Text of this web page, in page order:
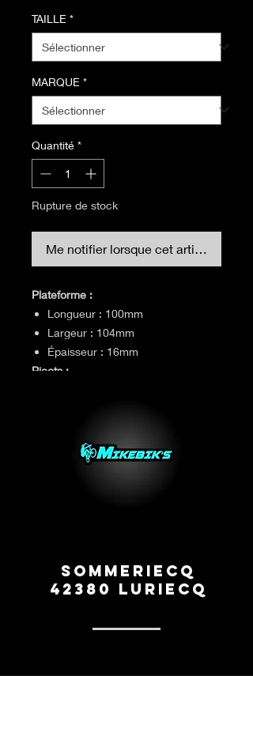
TAILLE *
MARQUE *
Quantité *
Rupture de stock
Me notifier lorsque cet article est
Plateforme :
Longueur : 100mm
Largeur : 104mm
Épaisseur : 16mm
Picots :
Sommeriecq
42380 Luriecq